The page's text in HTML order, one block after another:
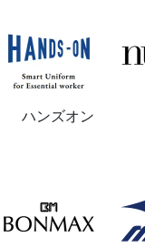
ハンズオン